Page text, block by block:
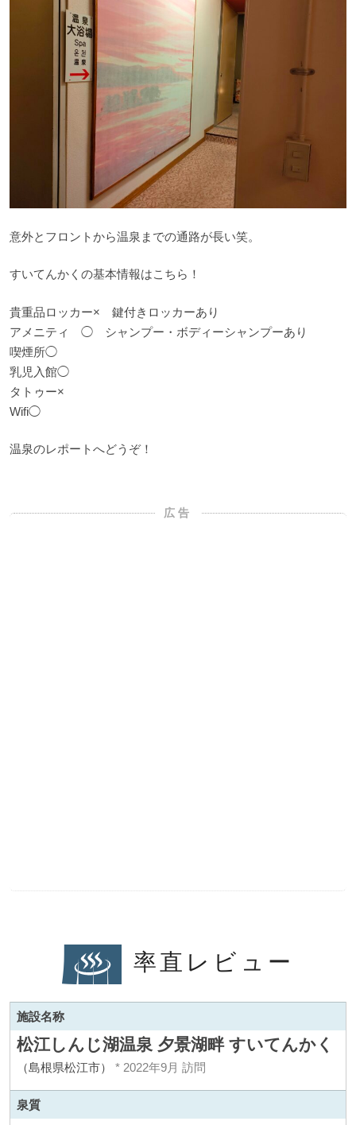
意外とフロントから温泉までの通路が長い笑。
すいてんかくの基本情報はこちら！
貴重品ロッカー× 鍵付きロッカーあり
アメニティ ◯ シャンプー・ボディーシャンプーあり
喫煙所◯
乳児入館◯
タトゥー×
Wifi◯
温泉のレポートへどうぞ！
率直レビュー
施設名称
松江しんじ湖温泉 夕景湖畔 すいてんかく
（島根県松江市） * 2022年9月 訪問
泉質